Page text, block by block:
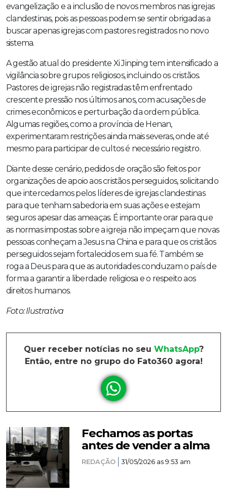
evangelização e a inclusão de novos membros nas igrejas
clandestinas, pois as pessoas podem se sentir obrigadas a
buscar apenas igrejas com pastores registrados no novo
sistema.
A gestão atual do presidente Xi Jinping tem intensificado a
vigilância sobre grupos religiosos, incluindo os cristãos.
Pastores de igrejas não registradas têm enfrentado
crescente pressão nos últimos anos, com acusações de
crimes econômicos e perturbação da ordem pública.
Algumas regiões, como a província de Henan,
experimentaram restrições ainda mais severas, onde até
mesmo para participar de cultos é necessário registro.
Diante desse cenário, pedidos de oração são feitos por
organizações de apoio aos cristãos perseguidos, solicitando
que intercedamos pelos líderes de igrejas clandestinas
para que tenham sabedoria em suas ações e estejam
seguros apesar das ameaças. É importante orar para que
as normas impostas sobre a igreja não impeçam que novas
pessoas conheçam a Jesus na China e para que os cristãos
perseguidos sejam fortalecidos em sua fé. Também se
roga a Deus para que as autoridades conduzam o país de
forma a garantir a liberdade religiosa e o respeito aos
direitos humanos.
Foto: Ilustrativa
Quer receber notícias no seu WhatsApp?
Então, entre no grupo do Fato360 agora!
Fechamos as portas
antes de vender a alma
REDAÇÃO 31/05/2026 as 9:53 am